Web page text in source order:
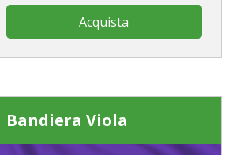
Acquista
Bandiera Viola